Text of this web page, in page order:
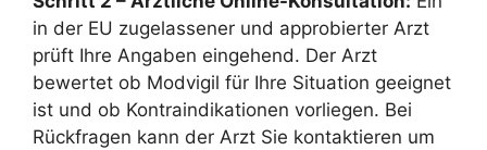
in der EU zugelassener und approbierter Arzt
prüft Ihre Angaben eingehend. Der Arzt
bewertet ob Modvigil für Ihre Situation geeignet
ist und ob Kontraindikationen vorliegen. Bei
Rückfragen kann der Arzt Sie kontaktieren um